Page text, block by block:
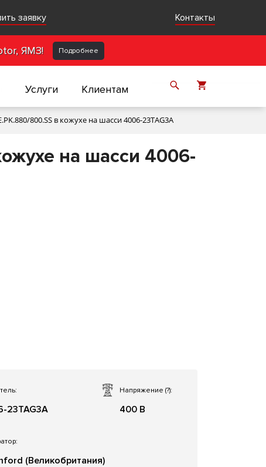
заявку Контакты
ЯМЗ! Подробнее
Услуги Клиентам
800.SS в кожухе на шасси 4006-23TAG3A
на шасси 4006-
23TAG3A
Напряжение(?):
400 В
(Великобритания)